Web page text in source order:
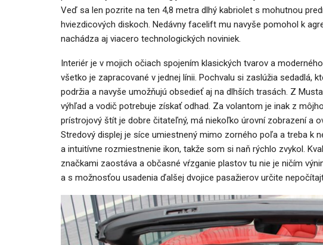
Veď sa len pozrite na ten 4,8 metra dlhý kabriolet s mohutnou
hviezdicových diskoch. Nedávny facelift mu navyše pomohol k
nachádza aj viacero technologických noviniek.
Interiér je v mojich očiach spojením klasických tvarov a
všetko je zapracované v jednej línii. Pochvalu si zaslúžia sedadlá,
podržia a navyše umožňujú obsedieť aj na dlhších trasách. Z
výhľad a vodič potrebuje získať odhad. Za volantom je inak z
prístrojový štít je dobre čitateľný, má niekoľko úrovní zobrazení a
Stredový displej je síce umiestnený mimo zorného poľa a treba k
a intuitívne rozmiestnenie ikon, takže som si naň rýchlo zvykol.
značkami zaostáva a občasné vŕzganie plastov tu nie je ničím
a s možnosťou usadenia ďalšej dvojice pasažierov určite